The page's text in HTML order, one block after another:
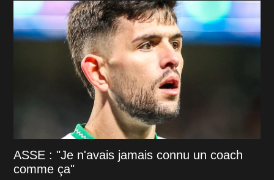
ASSE : "Je n'avais jamais connu un coach
comme ça"